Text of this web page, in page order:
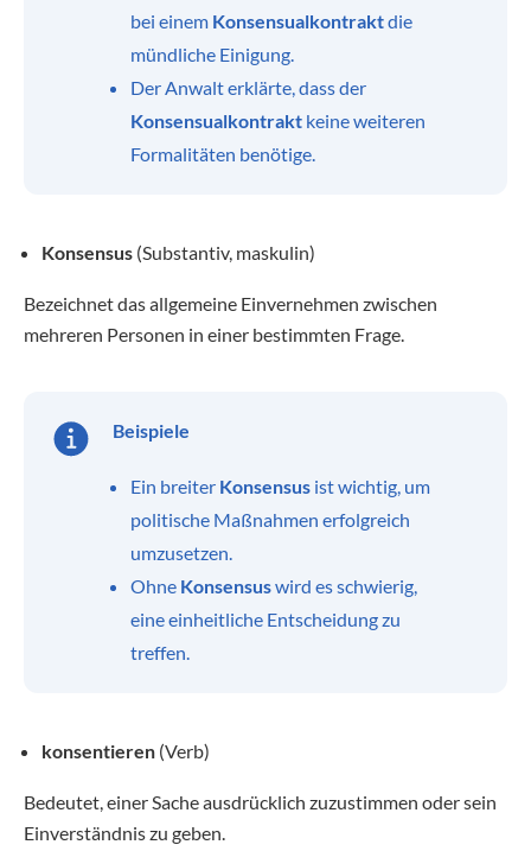
bei einem Konsensualkontraktdie
mündliche Einigung.
Der Anwalt erklärte, dass der
Konsensualkontrakt keine weiteren
Formalitäten benötige.
Konsensus (Substantiv, maskulin)
Bezeichnet das allgemeine Einvernehmen zwischen
mehreren Personen in einer bestimmten Frage.
Beispiele
Ein breiter Konsensus ist wichtig, um
politische Maßnahmen erfolgreich
umzusetzen.
Ohne Konsensuswird es schwierig,
eine einheitliche Entscheidung zu
treffen.
konsentieren (Verb)
Bedeutet, einer Sache ausdrücklich zuzustimmen oder sein
Einverständnis zu geben.